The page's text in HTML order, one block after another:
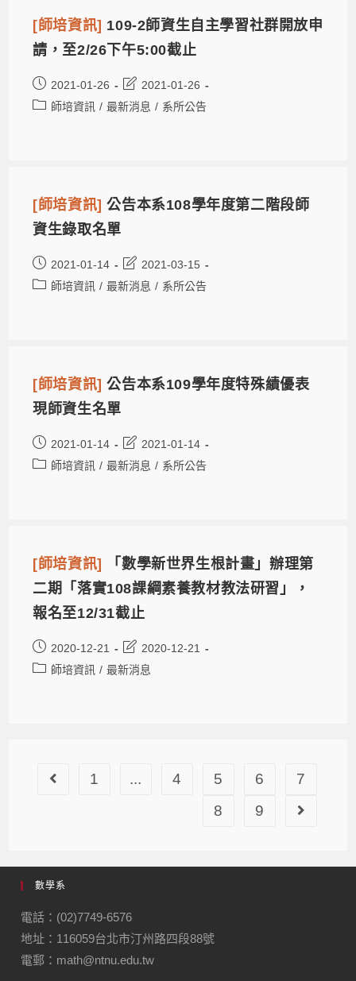
[師培資訊] 109-2師資生自主學習社群開放申
請，至2/26下午5:00截止
2021-01-26
2021-01-26
師培資訊 / 最新消息 / 系所公告
[師培資訊]公告本系108學年度第二階段師
資生錄取名單
2021-01-14
2021-03-15
師培資訊 / 最新消息 / 系所公告
[師培資訊]公告本系109學年度特殊績優表
現師資生名單
2021-01-14
2021-01-14
師培資訊 / 最新消息 / 系所公告
[師培資訊]
「數學新世界生根計畫」辦理第
二期「落實108課綱素養教材教法研習」，
報名至12/31截止
2020-12-21
2020-12-21
師培資訊 / 最新消息
1 ... 4 5 6
7
8
9
數學系
電話：(02)7749-6576
地址：116059台北市汀州路四段88號
電郵：math@ntnu.edu.tw